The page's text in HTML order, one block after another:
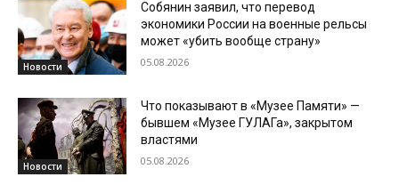
Новости
Собянин заявил, что перевод
экономики России на военные рельсы
может «убить вообще страну»
05.08.2026
Новости
Что показывают в «Музее Памяти» —
бывшем «Музее ГУЛАГа», закрытом
властями
05.08.2026